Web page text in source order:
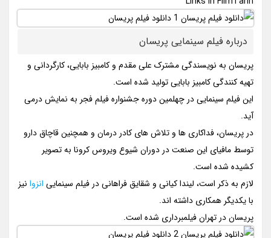
درباره فیلم سینمایی پریسان
پریسان به نویسندگی مشترک علی مقدم و کامبیز بابایی، کارگردانی و
تهیه کنندگی کامبیز بابایی تولید شده است.
این فیلم سینمایی در چهلمین دوره جشنواره فیلم فجر به نمایش درمی
آید.
در پریسان، فداکاری ها و تلاش های کادر درمان و همچنین قاچاق دارو
توسط مافیای این صنعت در دوران شیوع ویروس کرونا به تصویر
کشیده شده است.
لازم به ذکر است، لیندا کیانی و شقایق فراهانی در فیلم سینمایی انزوا نیز
با یکدیگر همکاری داشته اند.
پریسان در تهران فیلمبرداری شده است.